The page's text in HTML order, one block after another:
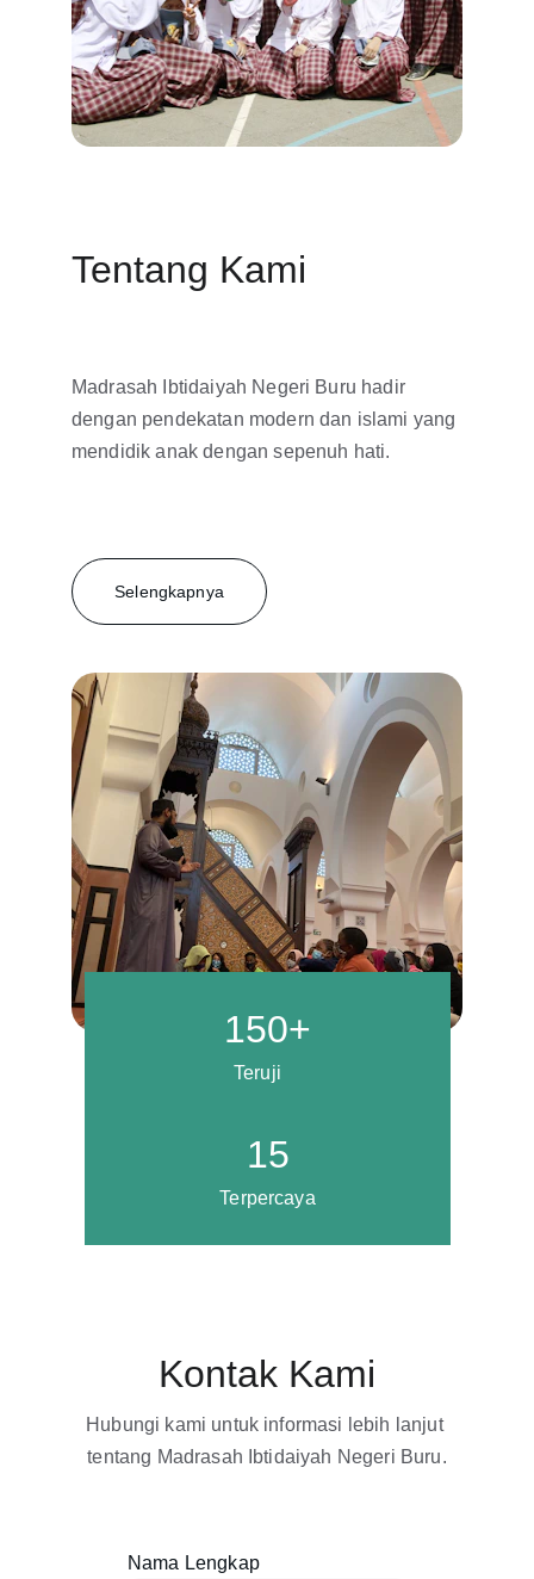
Tentang Kami
Madrasah Ibtidaiyah Negeri Buru hadir
dengan pendekatan modern dan islami yang
mendidik anak dengan sepenuh hati.
150+
15
Terpercaya
Teruji
Selengkapnya
Kontak Kami
Nama Lengkap
Hubungi kami untuk informasi lebih lanjut
tentang Madrasah Ibtidaiyah Negeri Buru.